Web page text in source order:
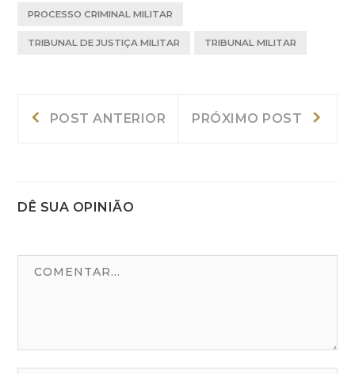
PROCESSO CRIMINAL MILITAR
TRIBUNAL DE JUSTIÇA MILITAR TRIBUNAL MILITAR
Navegação
POST ANTERIOR
Anterior:
PRÓXIMO POST
DÊ SUA OPINIÃO